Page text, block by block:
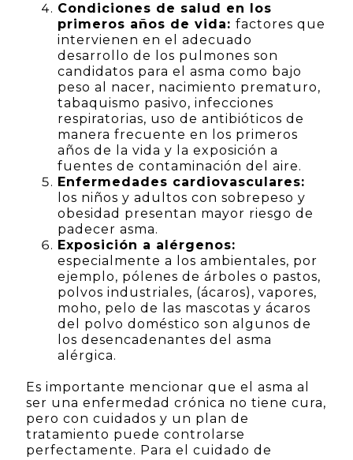
Condiciones de salud en los
primeros años de vida:factores que
intervienen en el adecuado
desarrollo de los pulmones son
candidatos para el asma como bajo
peso al nacer, nacimiento prematuro,
tabaquismo pasivo, infecciones
respiratorias, uso de antibióticos de
manera frecuente en los primeros
años de la vida y la exposición a
fuentes de contaminación del aire.
Enfermedades cardiovasculares:
los niños y adultos con sobrepeso y
obesidad presentan mayor riesgo de
padecer asma.
Exposición a alérgenos:
especialmente a los ambientales, por
ejemplo, pólenes de árboles o pastos,
polvos industriales, (ácaros), vapores,
moho, pelo de las mascotas y ácaros
del polvo doméstico son algunos de
los desencadenantes del asma
alérgica.
Es importante mencionar que el asma al
ser una enfermedad crónica no tiene cura,
pero con cuidados y un plan de
tratamiento puede controlarse
perfectamente. Para el cuidado de